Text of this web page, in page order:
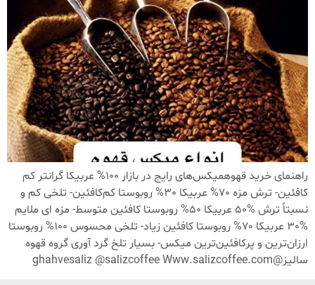
راهنمای خرید قهوهمیکس‌های رایج در بازار 100% عربیکا گرانتر کم
کافئین- ترش مزه 70% عربیکا 30% روبوستا کم‌کافئین- تلخی کم و
نسبتاً ترش %50 عربیکا 50% روبوستا کافئین متوسط- مزه ای ملایم
%30 عربیکا 70% روبوستا کافئین زیاد- تلخی محسوس 100% روبوستا
ارزان‌ترین و پرکافئین‌ترین میکس- بسیار تلخ گرد آوری گروه قهوه
سالیز@ghahvesaliz @salizcoffee Www.salizcoffee.com